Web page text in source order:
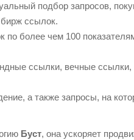
подбор запросов,
ссылок.
по более чем 100
ссылки, вечные ссылки,
а также запросы, на
Буст, она ускоряет